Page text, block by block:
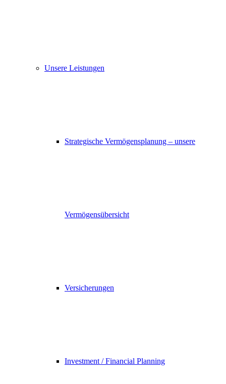
Unsere Leistungen
Strategische Vermögensplanung – unsere
Vermögensübersicht
Versicherungen
Investment / Financial Planning